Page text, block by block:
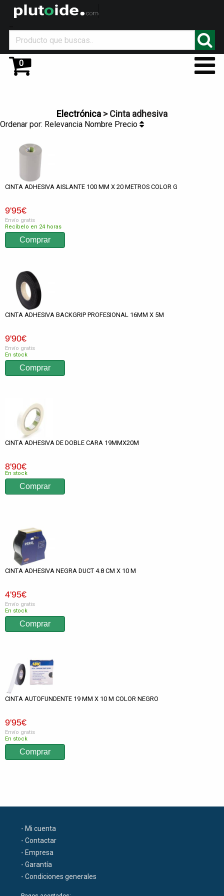
0
Electrónica > Cinta adhesiva
Ordenar por: Relevancia Nombre Precio
CINTA ADHESIVA AISLANTE 100 MM X 20 METROS COLOR G
9'95€
Envío gratis
Recíbelo en 24 horas
CINTA ADHESIVA BACKGRIP PROFESIONAL 16MM X 5M
9'90€
Envío gratis
En stock
CINTA ADHESIVA DE DOBLE CARA 19MMX20M
8'90€
En stock
CINTA ADHESIVA NEGRA DUCT 4.8 CM X 10 M
4'95€
Envío gratis
En stock
CINTA AUTOFUNDENTE 19 MM X 10 M COLOR NEGRO
9'95€
Envío gratis
En stock
- Mi cuenta
- Contactar
- Empresa
- Garantía
- Condiciones generales